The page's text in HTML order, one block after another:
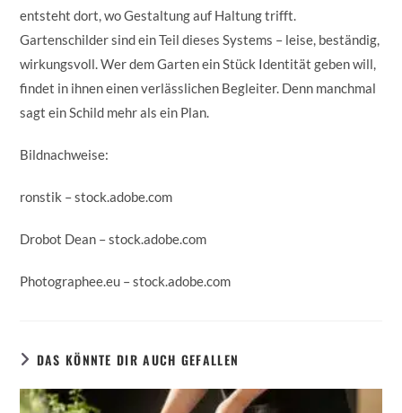
entsteht dort, wo Gestaltung auf Haltung trifft.
Gartenschilder sind ein Teil dieses Systems – leise, beständig,
wirkungsvoll. Wer dem Garten ein Stück Identität geben will,
findet in ihnen einen verlässlichen Begleiter. Denn manchmal
sagt ein Schild mehr als ein Plan.
Bildnachweise:
ronstik – stock.adobe.com
Drobot Dean – stock.adobe.com
Photographee.eu – stock.adobe.com
DAS KÖNNTE DIR AUCH GEFALLEN